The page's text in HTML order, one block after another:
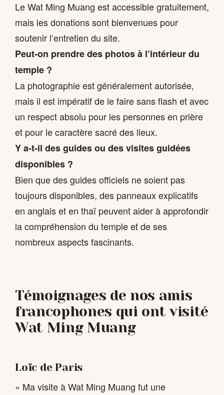
Le Wat Ming Muang est accessible gratuitement,
mais les donations sont bienvenues pour
soutenir l’entretien du site.
Peut-on prendre des photos à l’intérieur du
temple ?
La photographie est généralement autorisée,
mais il est impératif de le faire sans flash et avec
un respect absolu pour les personnes en prière
et pour le caractère sacré des lieux.
Y a-t-il des guides ou des visites guidées
disponibles ?
Bien que des guides officiels ne soient pas
toujours disponibles, des panneaux explicatifs
en anglais et en thaï peuvent aider à approfondir
la compréhension du temple et de ses
nombreux aspects fascinants.
Témoignages de nos amis
francophones qui ont visité
Wat Ming Muang
Loïc de Paris
« Ma visite à Wat Ming Muang fut une